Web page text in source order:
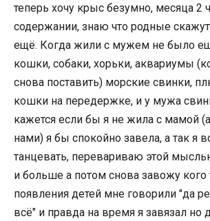
теперь хочу крыс безумно, месяца 2
содержании, знаю что родные скажут
ещё. Когда жили с мужем не было
кошки, собаки, хорьки, аквариумы
снова поставить) морские свинки,
кошки на передержке, и у мужа
кажется если бы я не жила с мамой
нами) я бы спокойно завела, а так я
танцевать, перевариваю этой
и больше а потом снова завожу кого
появления детей мне говорили "да
всё" и правда на время я завязал но